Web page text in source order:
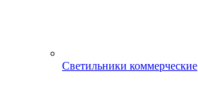
Светильники коммерческие